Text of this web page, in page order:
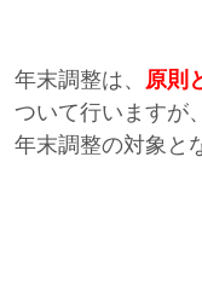
年末調整は、 原則
ついて行いますが
年末調整の対象と